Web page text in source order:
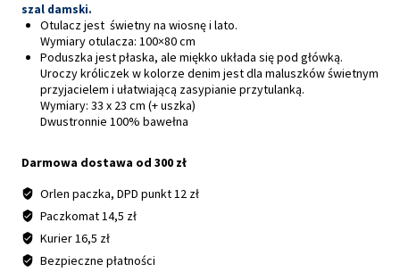
szal damski.
Otulacz jest świetny na wiosnę i lato.
Wymiary otulacza: 100×80 cm
Poduszka jest płaska, ale miękko układa się pod główką.
Uroczy króliczek w kolorze denim jest dla maluszków świetnym
przyjacielem i ułatwiającą zasypianie przytulanką.
Wymiary: 33 x 23 cm (+ uszka)
Dwustronnie 100% bawełna
Darmowa dostawa od 300 zł
Orlen paczka, DPD punkt 12 zł
Paczkomat 14,5 zł
Kurier 16,5 zł
Bezpieczne płatności